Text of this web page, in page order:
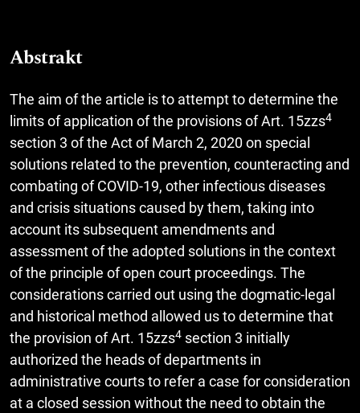
Abstrakt
The aim of the article is to attempt to determine the
limits of application of the provisions of Art. 15zzs4
section 3 of the Act of March 2, 2020 on special
solutions related to the prevention, counteracting and
combating of COVID-19, other infectious diseases
and crisis situations caused by them, taking into
account its subsequent amendments and
assessment of the adopted solutions in the context
of the principle of open court proceedings. The
considerations carried out using the dogmatic-legal
and historical method allowed us to determine that
the provision of Art. 15zzs4 section 3 initially
authorized the heads of departments in
administrative courts to refer a case for consideration
at a closed session without the need to obtain the